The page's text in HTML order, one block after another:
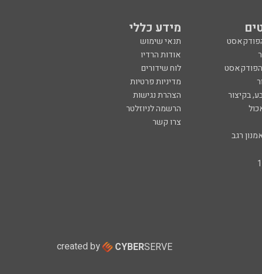
מידע כללי
תנאי שימוש
אודות הרדיו
הפודקאסט
לוח שידורים
מדיניות פרטיות
בקיצור
הצהרת נגישות
הרשמה לניוזלטר
צרו קשר
רגב
created by CYBERSERVE